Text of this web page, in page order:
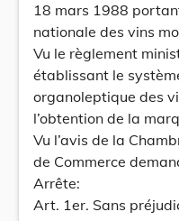
18 mars 1988
nationale des vins
Vu le règlement
établissant le
organoleptique des
l’obtention de la
Vu l’avis de la
de Commerce
Arrête:
Art. 1er. Sans